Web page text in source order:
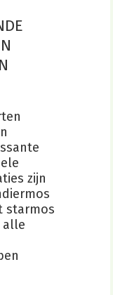
zijn
starmos
alle